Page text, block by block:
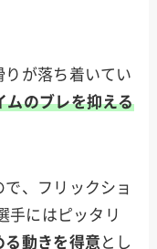
が落ち着いてい
ムのブレを抑える
、フリックショ
手にはピッタリ
る動きを得意 とし